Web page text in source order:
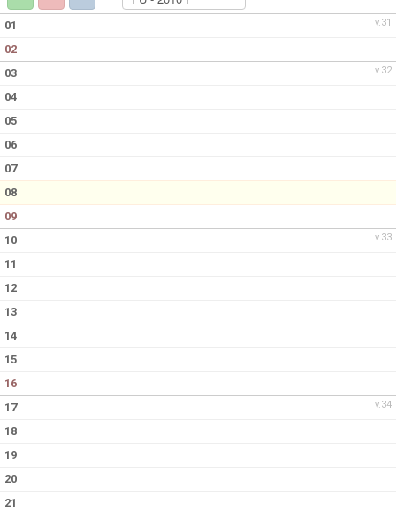
v.31
01
02
v.32
03
04
05
06
07
08
09
v.33
10
11
12
13
14
15
16
v.34
17
18
19
20
21